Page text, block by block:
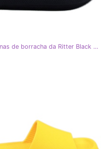
BM Lâminas de borracha da Ritter Black preto